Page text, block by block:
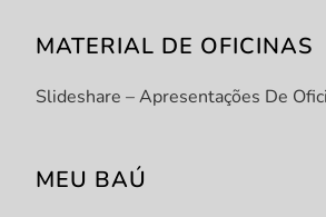
MATERIAL DE OFICINAS
Slideshare – Apresentações De
MEU BAÚ